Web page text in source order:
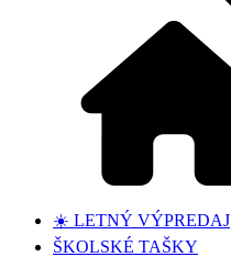
☀️ LETNÝ VÝPREDAJ
ŠKOLSKÉ TAŠKY